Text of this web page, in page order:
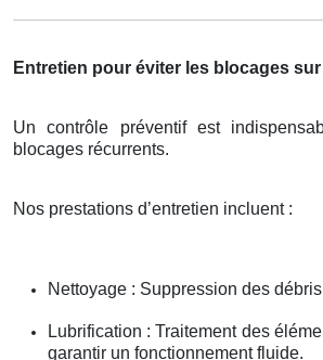
Entretien pour éviter les blocages
Un contrôle préventif est
blocages récurrents.
Nos prestations d’entretien incluent :
Nettoyage : Suppression des
Lubrification : Traitement des
garantir un fonctionnement fluide.